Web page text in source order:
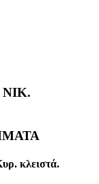
ΝΙΚ.
κλειστά.